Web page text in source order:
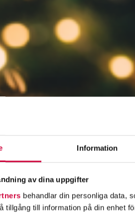
Information
av dina uppgifter
behandlar din personliga data,
tillgång till information på din enhet